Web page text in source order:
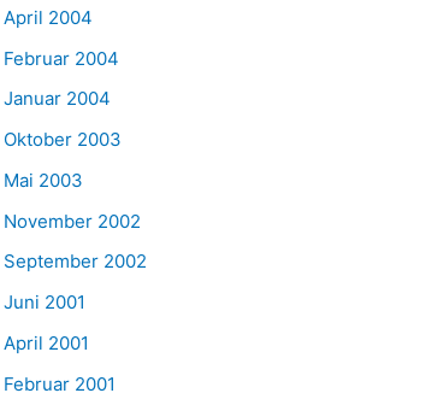
April 2004
Februar 2004
Januar 2004
Oktober 2003
Mai 2003
November 2002
September 2002
Juni 2001
April 2001
Februar 2001